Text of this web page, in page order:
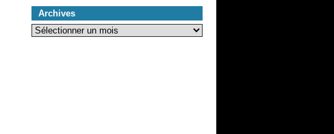
Archives
Archives